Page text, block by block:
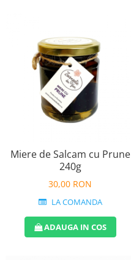
Miere de Salcam cu Prune
240g
30,00 RON
LA COMANDA
ADAUGA IN COS